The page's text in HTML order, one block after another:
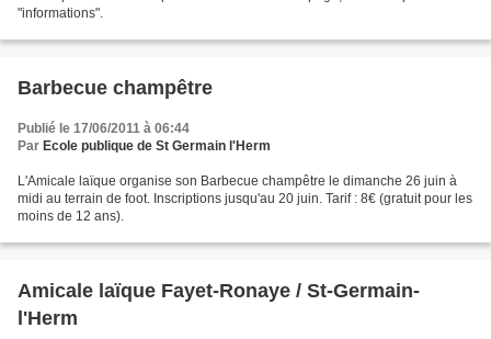
"informations".
Barbecue champêtre
Publié le 17/06/2011 à 06:44
Par Ecole publique de St Germain l'Herm
L'Amicale laïque organise son Barbecue champêtre le dimanche 26 juin à
midi au terrain de foot. Inscriptions jusqu'au 20 juin. Tarif : 8€ (gratuit pour les
moins de 12 ans).
Amicale laïque Fayet-Ronaye / St-Germain-
l'Herm